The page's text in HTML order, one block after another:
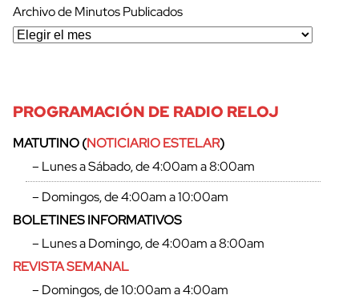
Archivo de Minutos Publicados
PROGRAMACIÓN DE RADIO RELOJ
MATUTINO (NOTICIARIO ESTELAR)
– Lunes a Sábado, de 4:00am a 8:00am
– Domingos, de 4:00am a 10:00am
BOLETINES INFORMATIVOS
– Lunes a Domingo, de 4:00am a 8:00am
REVISTA SEMANAL
– Domingos, de 10:00am a 4:00am